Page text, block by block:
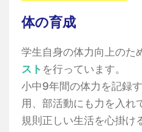
体の育成
学生自身の体力向上のた
スト を行っています。
小中9年間の体力を記録
用、部活動にも力を入れ
規則正しい生活を心掛け